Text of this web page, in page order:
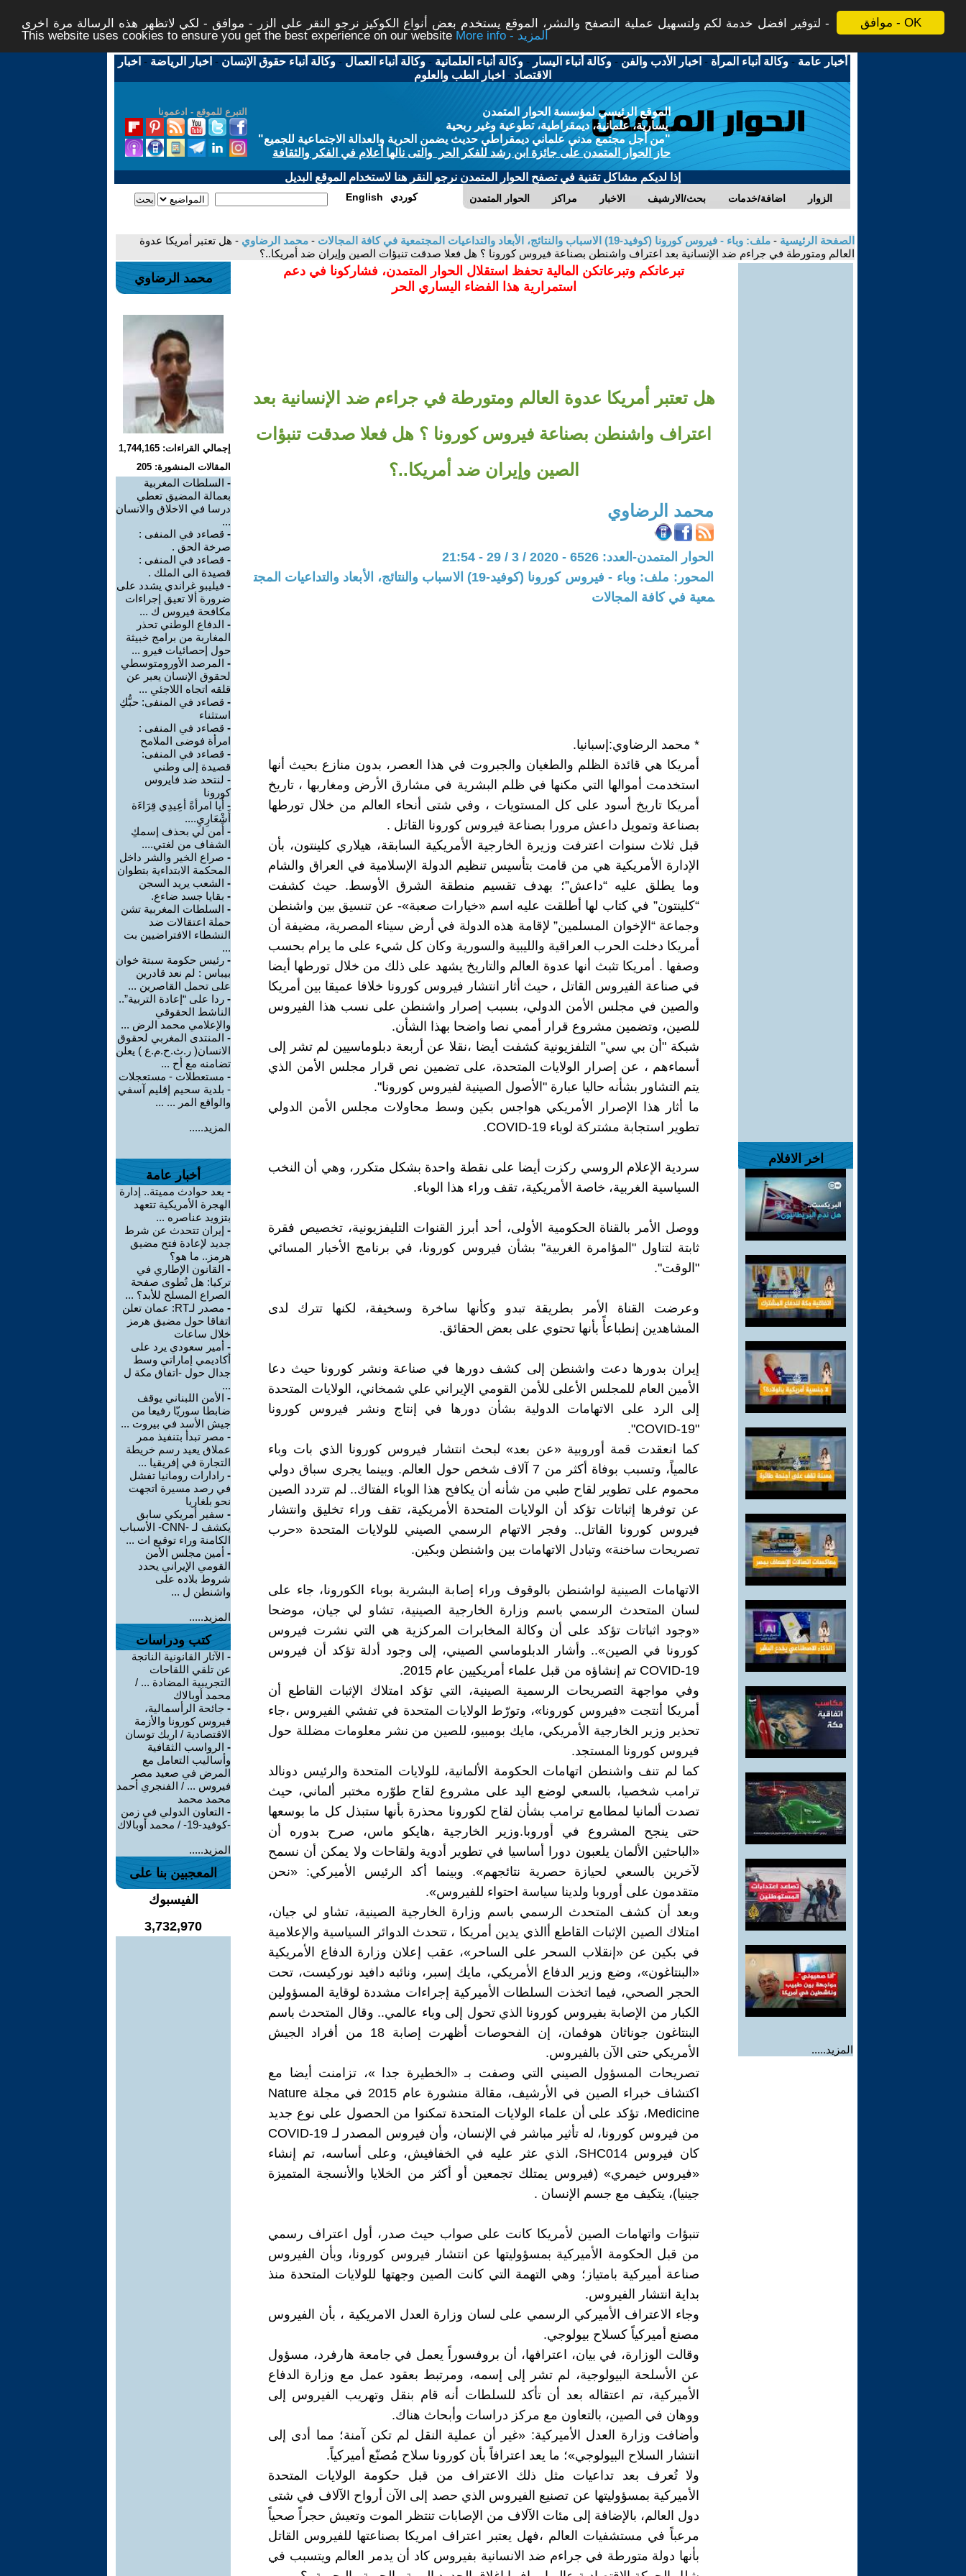
موافق - OK
لتوفير افضل خدمة لكم ولتسهيل عملية التصفح والنشر، الموقع يستخدم بعض أنواع الكوكيز نرجو النقر على الزر - موافق - لكي لاتظهر هذه الرسالة مرة اخرى -
This website uses cookies to ensure you get the best experience on our website
More info - المزيد
أخبار عامة -وكالة أنباء المرأة - اخبار الأدب والفن -وكالة أنباء اليسار -وكالة أنباء العلمانية -وكالة أنباء العمال -وكالة أنباء حقوق الإنسان - اخبار الرياضة - اخبار
الاقتصاد - اخبار الطب والعلوم
التبرع للموقع - ادعمونا
الموقع الرئيسي لمؤسسة الحوار المتمدن
يسارية، علمانية، ديمقراطية، تطوعية وغير ربحية
"من أجل مجتمع مدني علماني ديمقراطي حديث يضمن الحرية والعدالة الاجتماعية للجميع"
حاز الحوار المتمدن على جائزة ابن رشد للفكر الحر والتى نالها أعلام في الفكر والثقافة
إذا لديكم مشاكل تقنية في تصفح الحوار المتمدن نرجو النقر هنا لاستخدام الموقع البديل
الحوار المتمدن مراكز الاخبار بحث/الارشيف اضافة/خدمات الزوار English كوردي
الصفحة الرئيسية - ملف: وباء - فيروس كورونا (كوفيد-19) الاسباب والنتائج، الأبعاد والتداعيات المجتمعية في كافة المجالات - محمد الرضاوي - هل تعتبر أمريكا عدوة
العالم ومتورطة في جراءم ضد الإنسانية بعد اعتراف واشنطن بصناعة فيروس كورونا ؟ هل فعلا صدقت تنبؤات الصين وإيران ضد أمريكا..؟
اخر الافلام
المزيد.....
تبرعاتكم وتبرعاتكن المالية تحفظ استقلال الحوار المتمدن، فشاركونا في دعم
استمرارية هذا الفضاء اليساري الحر
هل تعتبر أمريكا عدوة العالم ومتورطة في جراءم ضد الإنسانية بعد
اعتراف واشنطن بصناعة فيروس كورونا ؟ هل فعلا صدقت تنبؤات
الصين وإيران ضد أمريكا..؟
محمد الرضاوي
الحوار المتمدن-العدد: 6526 - 2020 / 3 / 29 - 21:54
المحور: ملف: وباء - فيروس كورونا (كوفيد-19) الاسباب والنتائج، الأبعاد والتداعيات المجت
معية في كافة المجالات
* محمد الرضاوي:إسبانيا.
أمريكا هي قائدة الظلم والطغيان والجبروت في هذا العصر، بدون منازع بحيث أنها
استخدمت أموالها التي مكنها في ظلم البشرية في مشارق الأرض ومغاربها ، تاريخ
أمريكا تاريخ أسود على كل المستويات ، وفي شتى أنحاء العالم من خلال تورطها
بصناعة وتمويل داعش مرورا بصناعة فيروس كورونا القاتل .
قبل ثلاث سنوات اعترفت وزيرة الخارجية الأمريكية السابقة، هيلاري كلينتون، بأن
الإدارة الأمريكية هي من قامت بتأسيس تنظيم الدولة الإسلامية في العراق والشام
وما يطلق عليه “داعش”؛ بهدف تقسيم منطقة الشرق الأوسط. حيث كشفت
“كلينتون” في كتاب لها أطلقت عليه اسم «خيارات صعبة»- عن تنسيق بين واشنطن
وجماعة “الإخوان المسلمين” لإقامة هذه الدولة في أرض سيناء المصرية، مضيفة أن
أمريكا دخلت الحرب العراقیة واللیبیة والسوریة وكان کل شيء على ما یرام بحسب
وصفها . أمريكا تثبث أنها عدوة العالم والتاريخ يشهد على ذلك من خلال تورطها أيضا
في صناعة الفيروس القاتل ، حيث أثار انتشار فيروس كورونا خلافا عميقا بين أمريكا
والصين في مجلس الأمن الدولي، بسبب إصرار واشنطن على نسب هذا الفيروس
للصين، وتضمين مشروع قرار أممي نصا واضحا بهذا الشأن.
شبكة "أن بي سي" التلفزيونية كشفت أيضا ،نقلا عن أربعة دبلوماسيين لم تشر إلى
أسماءهم ، عن إصرار الولايات المتحدة، على تضمين نص قرار مجلس الأمن الذي
يتم التشاور بشأنه حاليا عبارة "الأصول الصينية لفيروس كورونا".
ما أثار هذا الإصرار الأمريكي هواجس بكين وسط محاولات مجلس الأمن الدولي
تطوير استجابة مشتركة لوباء COVID-19.
سردية الإعلام الروسي ركزت أيضا على نقطة واحدة بشكل متكرر، وهي أن النخب
السياسية الغربية، خاصة الأمريكية، تقف وراء هذا الوباء.
ووصل الأمر بالقناة الحكومية الأولى، أحد أبرز القنوات التليفزيونية، تخصيص فقرة
ثابتة لتناول "المؤامرة الغربية" بشأن فيروس كورونا، في برنامج الأخبار المسائي
"الوقت".
وعرضت القناة الأمر بطريقة تبدو وكأنها ساخرة وسخيفة، لكنها تترك لدى
المشاهدين إنطباعأً بأنها تحتوي على بعض الحقائق.
إيران بدورها دعت واشنطن إلى كشف دورها في صناعة ونشر كورونا حيث دعا
الأمين العام للمجلس الأعلى للأمن القومي الإيراني علي شمخاني، الولايات المتحدة
إلى الرد على الاتهامات الدولية بشأن دورها في إنتاج ونشر فيروس كورونا
"COVID-19".
كما انعقدت قمة أوروبية «عن بعد» لبحث انتشار فيروس كورونا الذي بات وباء
عالمياً، وتسبب بوفاة أكثر من 7 آلاف شخص حول العالم. وبينما يجرى سباق دولي
محموم على تطوير لقاح طبي من شأنه أن يكافح هذا الوباء الفتاك.. لم تتردد الصين
عن توفرها إثباتات تؤكد أن الولايات المتحدة الأمريكية، تقف وراء تخليق وانتشار
فيروس كورونا القاتل.. وفجر الاتهام الرسمي الصيني للولايات المتحدة «حرب
تصريحات ساخنة» وتبادل الاتهامات بين واشنطن وبكين.
الاتهامات الصينية لواشنطن بالوقوف وراء إصابة البشرية بوباء الكورونا، جاء على
لسان المتحدث الرسمي باسم وزارة الخارجية الصينية، تشاو لي جيان، موضحا
«وجود اثباتات تؤكد على أن وكالة المخابرات المركزية هي التي نشرت فيروس
كورونا في الصين».. وأشار الدبلوماسي الصيني، إلى وجود أدلة تؤكد أن فيروس
COVID-19 تم إنشاؤه من قبل علماء أمريكيين عام 2015.
وفي مواجهة التصريحات الرسمية الصينية، التي تؤكد امتلاك الإثبات القاطع أن
أمريكا أنتجت «فيروس كورونا»، وتورّط الولايات المتحدة في تفشي الفيروس ،جاء
تحذير وزير الخارجية الأمريكي، مايك بومبيو، للصين من نشر معلومات مضللة حول
فيروس كورونا المستجد.
كما لم تنف واشنطن اتهامات الحكومة الألمانية، للولايات المتحدة والرئيس دونالد
ترامب شخصيا، بالسعي لوضع اليد على مشروع لقاح طوّره مختبر ألماني، حيث
تصدت ألمانيا لمطامع ترامب بشأن لقاح لكورونا محذرة بأنها ستبذل كل ما بوسعها
حتى ينجح المشروع في أوروبا.وزير الخارجية ،هايكو ماس، صرح بدوره أن
«الباحثين الألمان يلعبون دورا أساسيا في تطوير أدوية ولقاحات ولا يمكن أن نسمح
لآخرين بالسعي لحيازة حصرية نتائجهم». وبينما أكد الرئيس الأميركي: «نحن
متقدمون على أوروبا ولدينا سياسة احتواء للفيروس».
وبعد أن كشف المتحدث الرسمي باسم وزارة الخارجية الصينية، تشاو لي جيان،
امتلاك الصين الإثبات القاطع أالذي يدين أمريكا ، تتحدث الدوائر السياسية والإعلامية
في بكين عن «إنقلاب السحر على الساحر»، عقب إعلان وزارة الدفاع الأمريكية
«البنتاغون»، وضع وزير الدفاع الأمريكي، مايك إسبر، ونائبه دافيد نوركيست، تحت
الحجر الصحي، فيما اتخذت السلطات الأميركية إجراءات مشددة لوقاية المسؤولين
الكبار من الإصابة بفيروس كورونا الذي تحول إلى وباء عالمي.. وقال المتحدث باسم
البنتاغون جوناثان هوفمان، إن الفحوصات أظهرت إصابة 18 من أفراد الجيش
الأمريكي حتى الآن بالفيروس.
تصريحات المسؤول الصيني التي وصفت بـ «الخطيرة جدا »، تزامنت أيضا مع
اكتشاف خبراء الصين في الأرشيف، مقالة منشورة عام 2015 في مجلة Nature
Medicine، تؤكد على أن علماء الولايات المتحدة تمكنوا من الحصول على نوع جديد
من فيروس كورونا، له تأثير مباشر في الإنسان، وأن فيروس المصدر لـ COVID-19
كان فيروس SHC014، الذي عثر عليه في الخفافيش، وعلى أساسه، تم إنشاء
«فيروس خيمري» (فيروس يمتلك تجمعين أو أكثر من الخلايا والأنسجة المتميزة
جينيا)، يتكيف مع جسم الإنسان .
تنبؤات واتهامات الصين لأمريكا كانت على صواب حيث صدر، أول اعتراف رسمي
من قبل الحكومة الأميركية بمسؤوليتها عن انتشار فيروس كورونا، وبأن الفيروس
صناعة أميركية بامتياز؛ وهي التهمة التي كانت الصين وجهتها للولايات المتحدة منذ
بداية انتشار الفيروس.
وجاء الاعتراف الأميركي الرسمي على لسان وزارة العدل الامريكية ، بأن الفيروس
مصنع أميركياً كسلاح بيولوجي.
وقالت الوزارة، في بيان، اعترافها، أن بروفسوراً يعمل في جامعة هارفرد، مسؤول
عن الأسلحة البيولوجية، لم تشر إلى إسمه، ومرتبط بعقود عمل مع وزارة الدفاع
الأميركية، تم اعتقاله بعد أن تأكد للسلطات أنه قام بنقل وتهريب الفيروس إلى
ووهان في الصين، بالتعاون مع مركز دراسات وأبحاث هناك.
وأضافت وزارة العدل الأميركية: «غير أن عملية النقل لم تكن آمنة؛ مما أدى إلى
انتشار السلاح البيولوجي»؛ ما يعد اعترافاً بأن كورونا سلاح مُصنّع أميركياً.
ولا تُعرف بعد تداعيات مثل ذلك الاعتراف من قبل حكومة الولايات المتحدة
الأميركية بمسؤوليتها عن تصنيع الفيروس الذي حصد إلى الآن أرواح الآلاف في شتى
دول العالم، بالإضافة إلى مئات الآلاف من الإصابات تنتظر الموت وتعيش حجراً صحياً
مرعباً في مستشفيات العالم ،فهل يعتبر اعتراف امريكا بصناعتها للفيروس القاتل
بأنها دولة متورطة في جراءم ضد الانسانية بفيروس كاد أن يدمر العالم ويتسبب في
محمد الرضاوي
إجمالي القراءات: 1,744,165
المقالات المنشورة: 205
- السلطات المغربية
بعمالة المضيق تعطي
درسا في الاخلاق والانسان
...
- قصاءد في المنفى :
صرخة الحق .
- قصاءد في المنفى :
قصيدة الى الملك .
- فيليبو غراندي يشدد على
ضرورة ألا تعيق إجراءات
مكافحة فيروس ك ...
- الدفاع الوطني تحذر
المغاربة من برامج خبيثة
حول إحصائيات فيرو ...
- المرصد الأورومتوسطي
لحقوق الإنسان يعبر عن
قلقه اتجاه اللاجئي ...
- قصاءد في المنفى: حبُّكِ
استثناء
- قصاءد في المنفى :
امرأة فوضى الملامح
- قصاءد في المنفى:
قصيدة إلى وطني
- لنتحد ضد فايروس
كورونا
- أَيا امرأةً أعِيدِي قِرَاءَة
أَشْعَارِيِ....
- أَمن لي بحذف إسمكِ
الشفاف من لغتي....
- صراع الخير والشر داخل
المحكمة الابتداءية بتطوان
- الشعب يريد السجن
- بقايا جسد ضاءع.
- السلطات المغربية تشن
حملة اعتقالات ضد
النشطاء الافتراضيين بت
...
- رئيس حكومة سبتة خوان
بيباس : لم نعد قادرين
على تحمل القاصرين ...
- ردا على “إعادة التربية”..
الناشط الحقوقي
والإعلامي محمد الرض ...
- المنتدى المغربي لحقوق
الانسان( ر.ث.ح.م.ع ) يعلن
تضامنه مع أح ...
- مستعطلات - مستعجلات
- بلدية سحيم إقليم آسفي
والواقع المر ... ...
المزيد.....
أخبار عامة
- بعد حوادث مميتة.. إدارة
الهجرة الأمريكية تتعهد
بتزويد عناصره ...
- إيران تتحدث عن شرط
جديد لإعادة فتح مضيق
هرمز.. ما هو؟
- القانون الإطاري في
تركيا: هل تُطوى صفحة
الصراع المسلح للأبد؟ ...
-
مصدر لـRT: عمان تعلن
اتفاقا حول مضيق هرمز
خلال ساعات
- أمير سعودي يرد على
أكاديمي إماراتي وسط
جدال حول -اتفاق مكة ل
...
- الأمن اللبناني يوقف
ضابطا سوريّا رفيعا من
جيش الأسد في بيروت ...
- مصر تبدأ بتنفيذ ممر
عملاق يعيد رسم خريطة
التجارة في إفريقيا ...
- رادارات رومانيا تفشل
في رصد مسيرة اتجهت
نحو بلغاريا
- سفير أمريكي سابق
يكشف لـ -CNN- الأسباب
الكامنة وراء توقيع ات ...
- أمين مجلس الأمن
القومي الإيراني يحدد
شروط بلاده على
واشنطن ل ...
المزيد.....
كتب ودراسات
- الآثار القانونية الناتجة
عن تلقي اللقاحات
التجريبية المضادة ... /
محمد أوبالاك
- جائحة الرأسمالية،
فيروس كورونا والأزمة
الاقتصادية / اريك توسان
- الرواسب الثقافية
وأساليب التعامل مع
المرض في صعيد مصر
فيروس ... / الفنجري أحمد
محمد محمد
- التعاون الدولي في زمن
-كوفيد-19- / محمد أوبالاك
المزيد.....
المعجبين بنا على
الفيسبوك
3,732,970